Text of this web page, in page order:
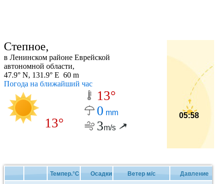
Степное,
в Ленинском районе Еврейской
автономной области,
47.9° N, 131.9° E 60 m
Погода на ближайший час
13°
13°
0 mm
3m/s
05:58
Темпер.°C Осадки Ветер м/с Давление